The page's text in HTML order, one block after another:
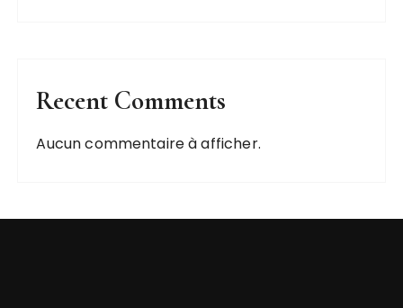
Recent Comments
Aucun commentaire à afficher.